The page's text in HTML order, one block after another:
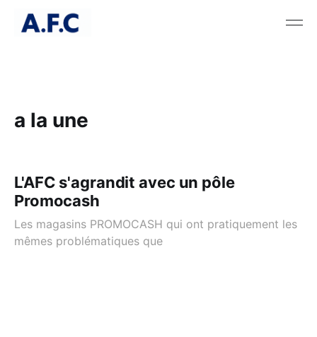
a la une
L'AFC s'agrandit avec un pôle
Promocash
Les magasins PROMOCASH qui ont pratiquement les
mêmes problématiques que